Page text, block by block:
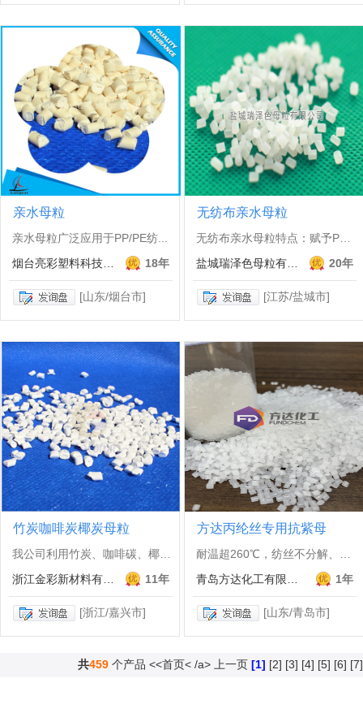
亲水母粒
亲水母粒广泛应用于PP/PE纺...
18年
[山东/烟台市]
无纺布亲水母粒
20年
[江苏/盐城市]
竹炭咖啡炭椰炭母粒
11年
[浙江/嘉兴市]
方达丙纶丝专用抗紫母
1年
[山东/青岛市]
共459 个产品 <<首页< /a> 上一页 [1] [2] [3] [4] [5] [6] [7]